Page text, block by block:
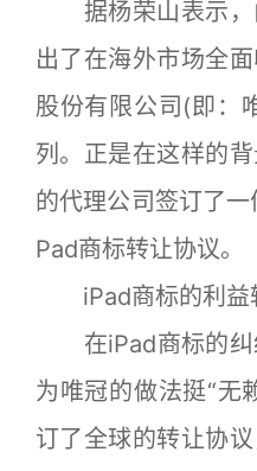
据杨荣山表示，
出了在海外市场全
股份有限公司(即：
列。正是在这样的
的代理公司签订了
Pad商标转让协议。
iPad商标的利益
在iPad商标的纠
为唯冠的做法挺“
订了全球的转让协